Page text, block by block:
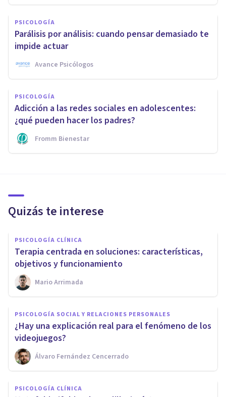
PSICOLOGÍA
Parálisis por análisis: cuando pensar demasiado te
impide actuar
Avance Psicólogos
PSICOLOGÍA
Adicción a las redes sociales en adolescentes:
¿qué pueden hacer los padres?
Fromm Bienestar
Quizás te interese
PSICOLOGÍA CLÍNICA
Terapia centrada en soluciones: características,
objetivos y funcionamiento
Mario Arrimada
PSICOLOGÍA SOCIAL Y RELACIONES PERSONALES
¿Hay una explicación real para el fenómeno de los
videojuegos?
Álvaro Fernández Cencerrado
PSICOLOGÍA CLÍNICA